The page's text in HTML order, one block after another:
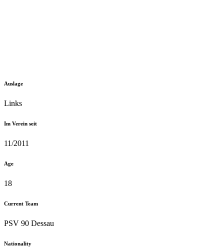
Auslage
Links
Im Verein seit
11/2011
Age
18
Current Team
PSV 90 Dessau
Nationality